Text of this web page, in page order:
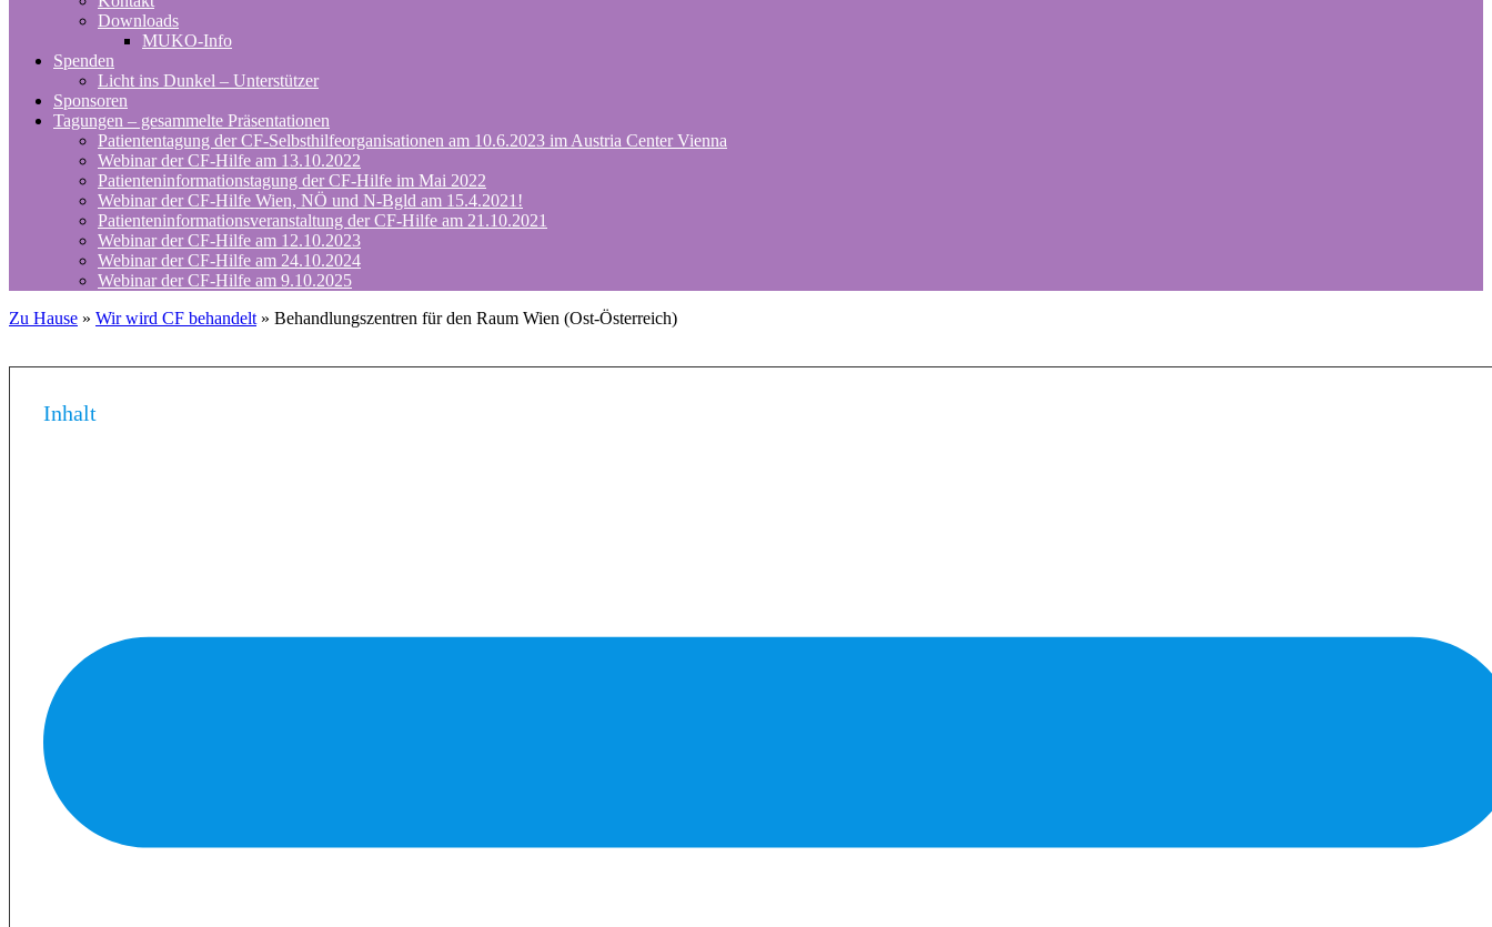
Downloads
MUKO-Info
Spenden
Licht ins Dunkel – Unterstützer
Sponsoren
Tagungen – gesammelte Präsentationen
Patiententagung der CF-Selbsthilfeorganisationen am 10.6.2023 im Austria Center Vienna
Webinar der CF-Hilfe am 13.10.2022
Patienteninformationstagung der CF-Hilfe im Mai 2022
Webinar der CF-Hilfe Wien, NÖ und N-Bgld am 15.4.2021!
Patienteninformationsveranstaltung der CF-Hilfe am 21.10.2021
Webinar der CF-Hilfe am 12.10.2023
Webinar der CF-Hilfe am 24.10.2024
Webinar der CF-Hilfe am 9.10.2025
Zu Hause » Wir wird CF behandelt » Behandlungszentren für den Raum Wien (Ost-Österreich)
Inhalt